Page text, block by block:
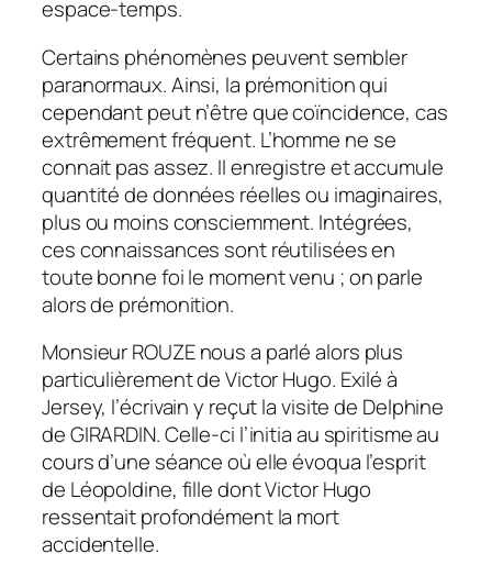
espace-temps.
Certains phénomènes peuvent sembler
paranormaux. Ainsi, la prémonition qui
cependant peut n’être que coïncidence, cas
extrêmement fréquent. L’homme ne se
connait pas assez. Il enregistre et accumule
quantité de données réelles ou imaginaires,
plus ou moins consciemment. Intégrées,
ces connaissances sont réutilisées en
toute bonne foi le moment venu ; on parle
alors de prémonition.
Monsieur ROUZE nous a parlé alors plus
particulièrement de Victor Hugo. Exilé à
Jersey, l’écrivain y reçut la visite de Delphine
de GIRARDIN. Celle-ci l’initia au spiritisme au
cours d’une séance où elle évoqua l’esprit
de Léopoldine, fille dont Victor Hugo
ressentait profondément la mort
accidentelle.